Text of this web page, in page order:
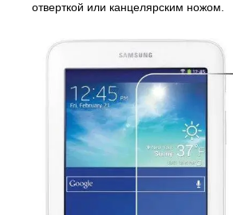
отверткой или канцелярским ножом.